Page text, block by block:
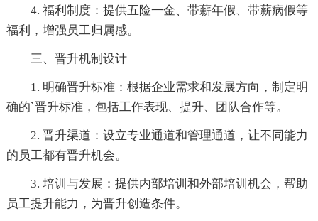
4. 福利制度：提供五险一金、带薪年假、带薪病假等
福利，增强员工归属感。
三、晋升机制设计
1. 明确晋升标准：根据企业需求和发展方向，制定明
确的`晋升标准，包括工作表现、提升、团队合作等。
2. 晋升渠道：设立专业通道和管理通道，让不同能力
的员工都有晋升机会。
3. 培训与发展：提供内部培训和外部培训机会，帮助
员工提升能力，为晋升创造条件。